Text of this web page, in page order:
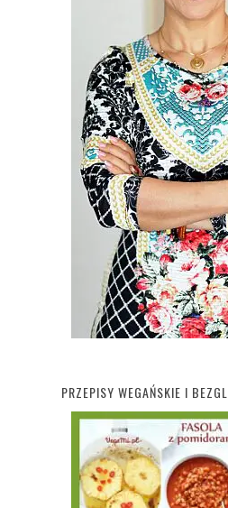
PRZEPISY WEGAŃSKIE I